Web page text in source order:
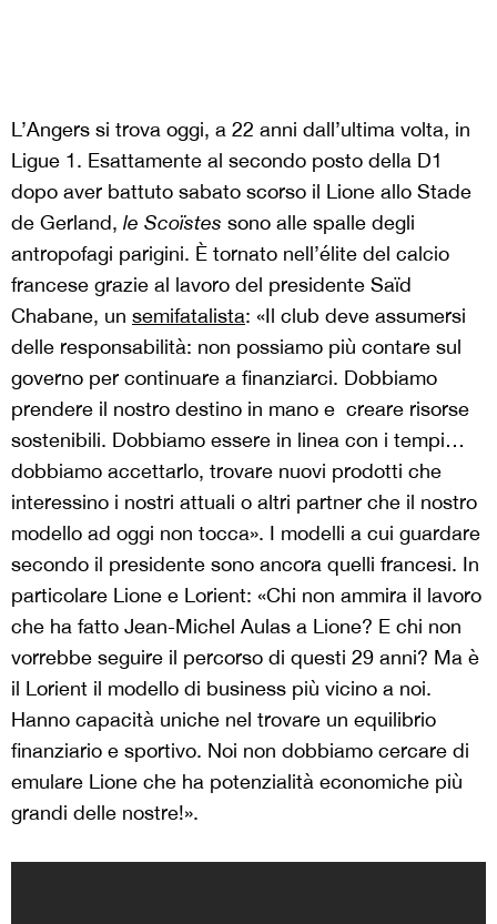
L’Angers si trova oggi, a 22 anni dall’ultima volta, in
Ligue 1. Esattamente al secondo posto della D1
dopo aver battuto sabato scorso il Lione allo Stade
de Gerland, le Scoïstes sono alle spalle degli
antropofagi parigini. È tornato nell’élite del calcio
francese grazie al lavoro del presidente Saïd
Chabane, un semifatalista: «Il club deve assumersi
delle responsabilità: non possiamo più contare sul
governo per continuare a finanziarci. Dobbiamo
prendere il nostro destino in mano e creare risorse
sostenibili. Dobbiamo essere in linea con i tempi…
dobbiamo accettarlo, trovare nuovi prodotti che
interessino i nostri attuali o altri partner che il nostro
modello ad oggi non tocca». I modelli a cui guardare
secondo il presidente sono ancora quelli francesi. In
particolare Lione e Lorient: «Chi non ammira il lavoro
che ha fatto Jean-Michel Aulas a Lione? E chi non
vorrebbe seguire il percorso di questi 29 anni? Ma è
il Lorient il modello di business più vicino a noi.
Hanno capacità uniche nel trovare un equilibrio
finanziario e sportivo. Noi non dobbiamo cercare di
emulare Lione che ha potenzialità economiche più
grandi delle nostre!».